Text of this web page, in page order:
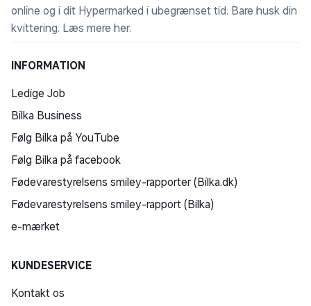
online og i dit Hypermarked i ubegrænset tid. Bare husk din
kvittering. Læs mere her.
INFORMATION
Ledige Job
Bilka Business
Følg Bilka på YouTube
Følg Bilka på facebook
Fødevarestyrelsens smiley-rapporter (Bilka.dk)
Fødevarestyrelsens smiley-rapport (Bilka)
e-mærket
KUNDESERVICE
Kontakt os